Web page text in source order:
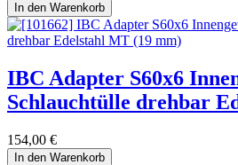
In den Warenkorb
IBC Adapter S60x6
Schlauchtülle drehbar
154,00 €
In den Warenkorb